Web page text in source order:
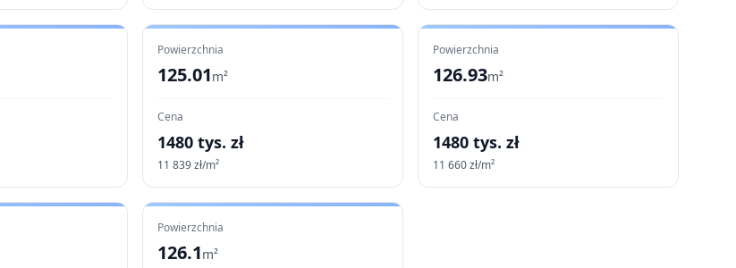
Powierzchnia
125.01m²
Cena
1480 tys. zł
11 839zł/m²
Powierzchnia
126.93m²
Cena
1480 tys. zł
11 660zł/m²
Powierzchnia
126.1m²